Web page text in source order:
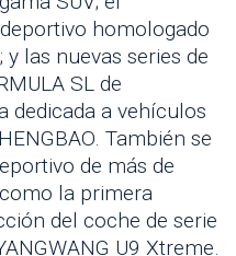
homologado
las nuevas series de
SL de
dedicada a vehículos
También se
de más de
la primera
del coche de serie
U9 Xtreme.